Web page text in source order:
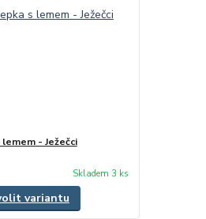
- Ježečci
Skladem 3 ks
variantu